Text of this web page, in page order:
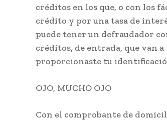
créditos en los que, o con los
crédito y por una tasa de
puede tener un defraudador
créditos, de entrada, que van
proporcionaste tu
OJO, MUCHO OJO
Con el comprobante de